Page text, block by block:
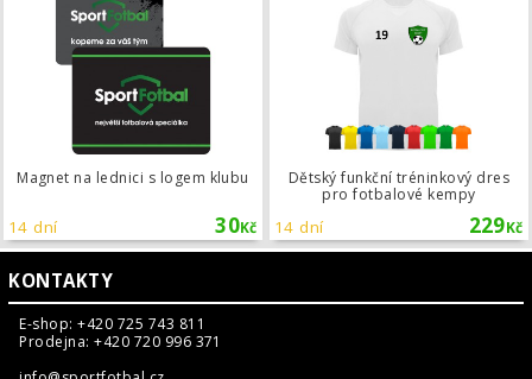
Magnet na lednici s logem klubu
30Kč
14 dní
Dětský funkční tréninkový dres
pro fotbalové kempy
229Kč
14 dní
KONTAKTY
E-shop: +420 725 743 811
Prodejna: +420 720 996 371